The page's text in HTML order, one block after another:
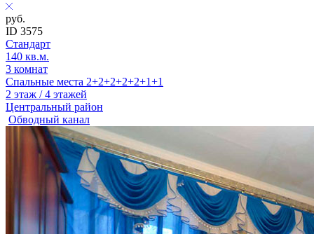
руб.
ID 3575
Стандарт
140 кв.м.
3 комнат
Спальные места 2+2+2+2+2+1+1
2 этаж / 4 этажей
Центральный район
Обводный канал